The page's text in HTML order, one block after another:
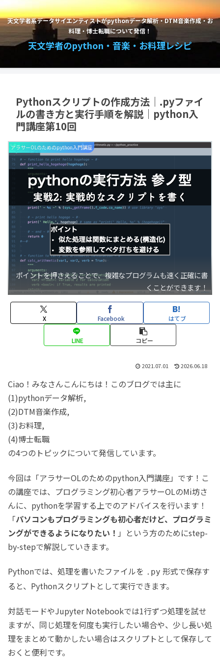
天文学者系データサイエンティストがpythonデータ解析・DTM音楽作成・お
料理・博士転職について発信！
天文学者のpython・音楽・お料理レシピ
Pythonスクリプトの作成方法｜.pyファイ
ルの書き方と実行手順を解説｜python入
門講座第10回
アラサーOLのためのpython入門講座
ポイントを押さえることで、複雑なプログラムも速く正確に書
くことができます！
X Facebook はてブ
LINE コピー
2021.07.01 2026.06.18
Ciao！みなさんこんにちは！このブログでは主に
(1)pythonデータ解析,
(2)DTM音楽作成,
(3)お料理,
(4)博士転職
の4つのトピックについて発信しています。
今回は「アラサーOLのためのpython入門講座」です！こ
の講座では、プログラミング初心者アラサーOLのMi坊さ
んに、pythonを学習する上でのアドバイスを行います！
「パソコンもプログラミングも初心者だけど、プログラミ
ングができるようになりたい！ 」という方のためにstep-
by-stepで解説していきます。
Pythonでは、処理を書いたファイルを .py 形式で保存す
ると、Pythonスクリプトとして実行できます。
対話モードやJupyter Notebookでは1行ずつ処理を試せ
ますが、同じ処理を何度も実行したい場合や、少し長い処
理をまとめて動かしたい場合はスクリプトとして保存して
おくと便利です。